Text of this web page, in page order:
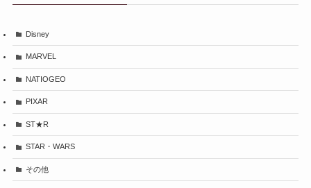
Disney
MARVEL
NATIOGEO
PIXAR
ST★R
STAR・WARS
その他